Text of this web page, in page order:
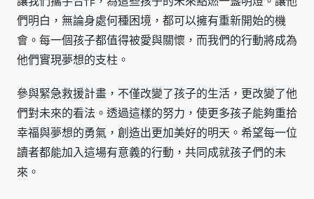
們明白，無論身處何種困境，都可以擁有重新開始的機
會。每一個孩子都值得被愛與關懷，而我們的行動將成為
他們實現夢想的支柱。
參與緊急救援計畫，不僅改變了孩子的生活，更改變了他
們對未來的看法。透過這樣的努力，使更多孩子能夠重拾
幸福與夢想的勇氣，創造出更加美好的明天。希望每一位
讀者都能加入這場有意義的行動，共同成就孩子們的未
來。